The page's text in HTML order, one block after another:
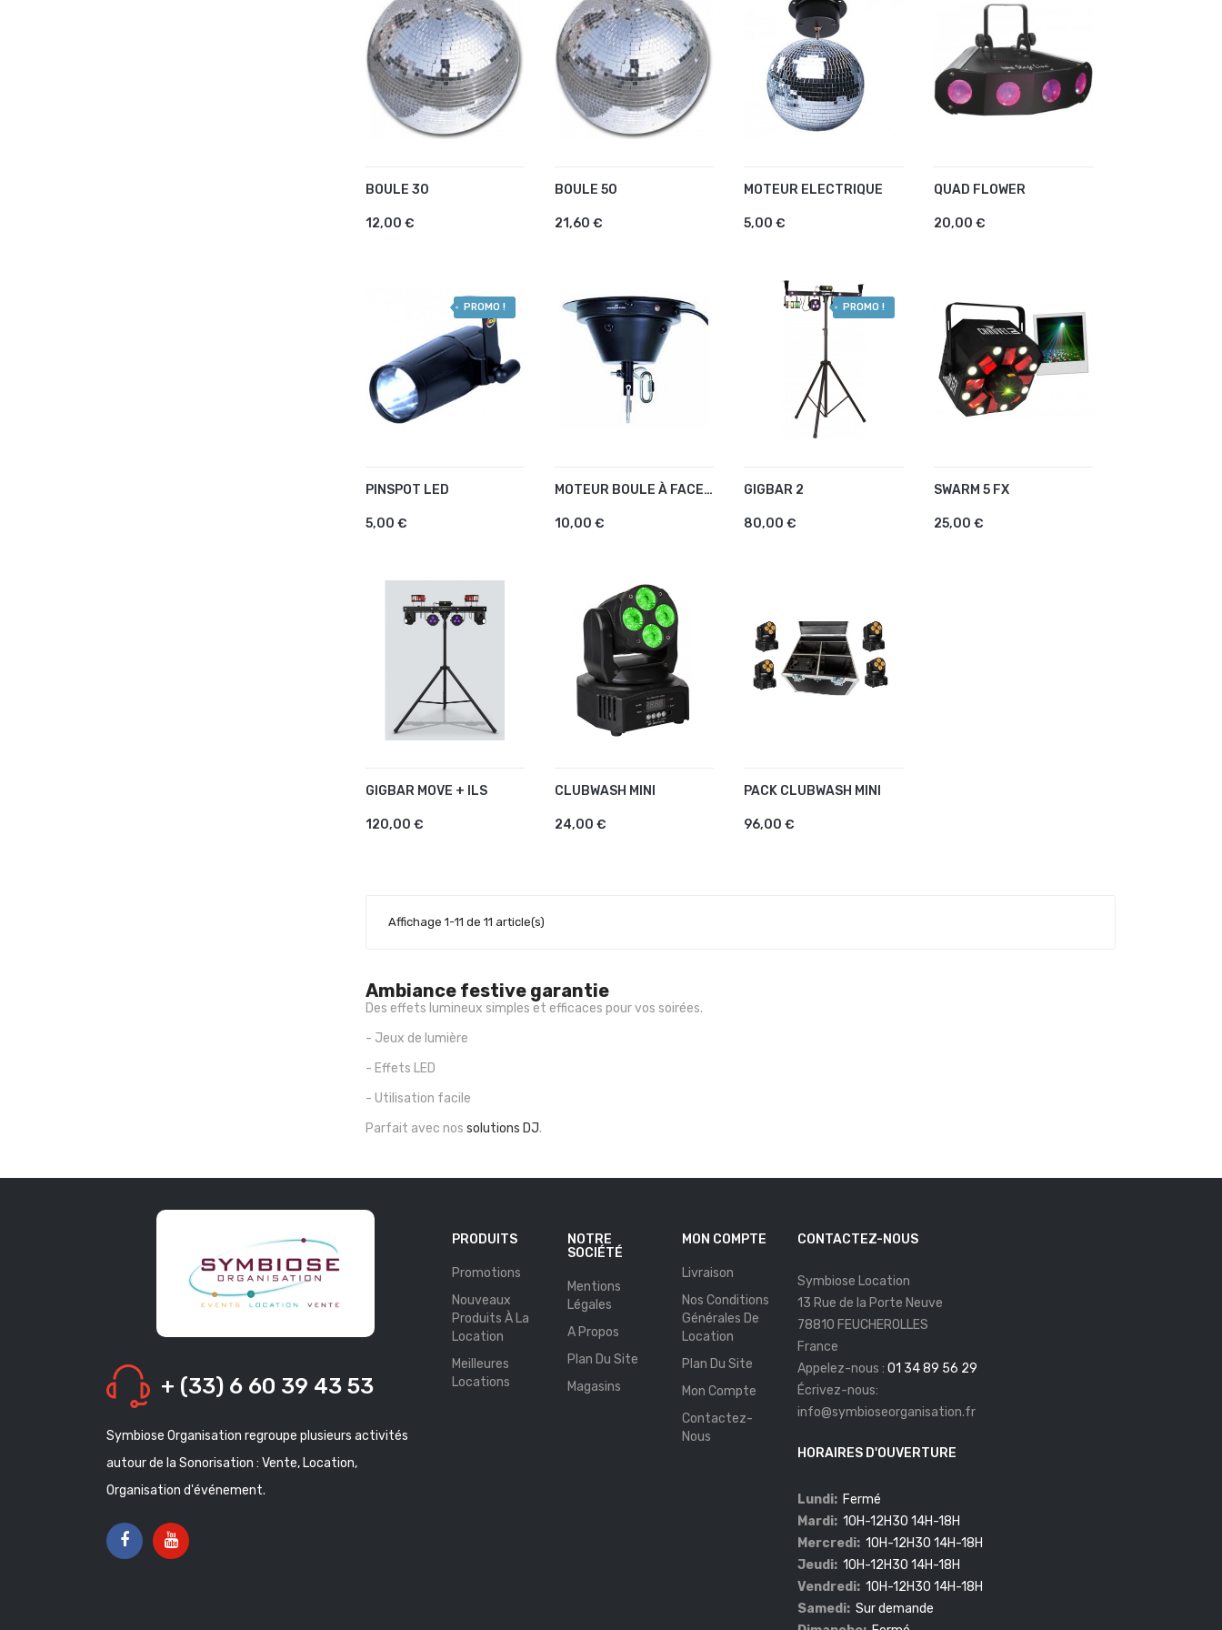
BOULE 30
12,00 €
AJOUTER AU PANIER BOULE 50
21,60 €
AJOUTER AU PANIER MOTEUR ELECTRIQUE
5,00 €
AJOUTER AU PANIER QUAD FLOWER
20,00 €
AJOUTER AU PANIER
PROMO !
PINSPOT LED
5,00 €
AJOUTER AU PANIER MOTEUR BOULE À FACETTE 40/50CM
10,00 €
AJOUTER AU PANIER
PROMO !
GIGBAR 2
80,00 €
AJOUTER AU PANIER SWARM 5 FX
25,00 €
AJOUTER AU PANIER
GIGBAR MOVE + ILS
120,00 €
AJOUTER AU PANIER CLUBWASH MINI
24,00 €
AJOUTER AU PANIER PACK CLUBWASH MINI
96,00 €
AJOUTER AU PANIER
Affichage 1-11 de 11 article(s)
Ambiance festive garantie
Des effets lumineux simples et efficaces pour vos soirées.
- Jeux de lumière
- Effets LED
- Utilisation facile
Parfait avec nos solutions DJ.
+ (33) 6 60 39 43 53
Symbiose Organisation regroupe plusieurs activités
autour de la Sonorisation : Vente, Location,
Organisation d'événement.
PRODUITS
Promotions
Nouveaux
Produits À La
Location
Meilleures
Locations
NOTRE
SOCIÉTÉ
Mentions
Légales
A Propos
Plan Du Site
Magasins
MON COMPTE
Livraison
Nos Conditions
Générales De
Location
Plan Du Site
Mon Compte
Contactez-
Nous
CONTACTEZ-NOUS
Symbiose Location
13 Rue de la Porte Neuve
78810 FEUCHEROLLES
France
Appelez-nous : 01 34 89 56 29
Écrivez-nous:
info@symbioseorganisation.fr
HORAIRES D'OUVERTURE
Lundi: Fermé
Mardi: 10H-12H30 14H-18H
Mercredi: 10H-12H30 14H-18H
Jeudi: 10H-12H30 14H-18H
Vendredi: 10H-12H30 14H-18H
Samedi: Sur demande